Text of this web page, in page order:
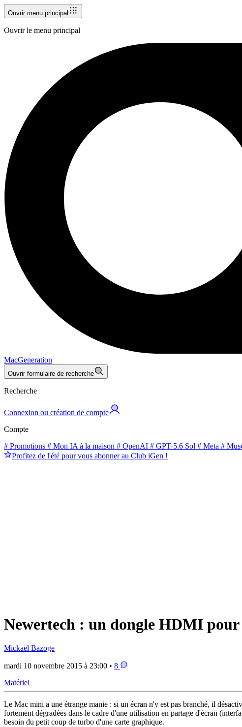
Ouvrir menu principal
Ouvrir le menu principal
MacGeneration
Ouvrir formulaire de recherche
Recherche
Connexion ou création de compte
Compte
# Promotions # Mon IA à la maison # OpenAI # GPT-5.6 Sol # Meta #
Profitez de l'été pour vous abonner au Club iGen !
Newertech : un dongle HDMI
Mickaël Bazoge
mardi 10 novembre 2015 à 23:00 • 8
Matériel
Le Mac mini a une étrange manie : si un écran n'y est pas branché, il
fortement dégradées dans le cadre d'une utilisation en partage d'écran
besoin du petit coup de turbo d'une carte graphique.